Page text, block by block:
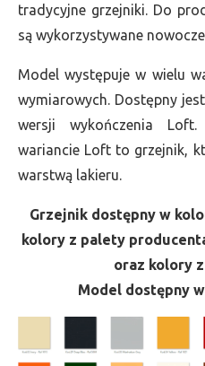
tradycyjne grzejniki. Do
są wykorzystywane
Model występuje w wielu
wymiarowych. Dostępny
wersji wykończenia
wariancie Loft to grzejnik,
warstwą lakieru.
Grzejnik dostępny w
kolory z palety
oraz kolory
Model dostępny